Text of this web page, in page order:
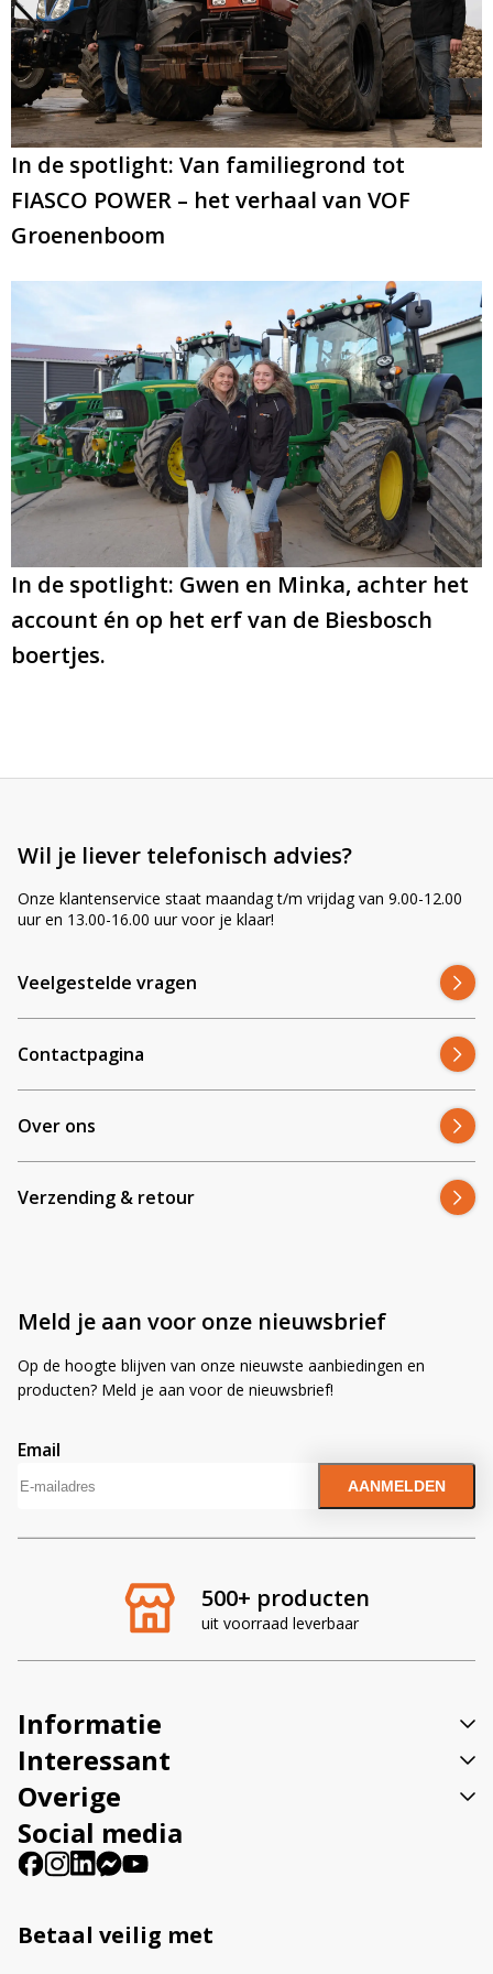
In de spotlight: Van familiegrond tot
FIASCO POWER – het verhaal van VOF
Groenenboom
In de spotlight: Gwen en Minka, achter het
account én op het erf van de Biesbosch
boertjes.
500+ producten
uit voorraad leverbaar
Wil je liever telefonisch advies?
Onze klantenservice staat maandag t/m vrijdag van 9.00-12.00
uur en 13.00-16.00 uur voor je klaar!
Veelgestelde vragen
Contactpagina
Over ons
Verzending & retour
Meld je aan voor onze nieuwsbrief
Op de hoogte blijven van onze nieuwste aanbiedingen en
producten? Meld je aan voor de nieuwsbrief!
Email
A
t
:
Informatie
Interessant
Overige
Social media
Betaal veilig met
Email
l
r
a
t
i
v
e
minuten.